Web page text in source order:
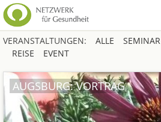
VERANSTALTUNGEN: ALLE SEMINAR
REISE
EVENT
AUGSBURG: VORTRAG